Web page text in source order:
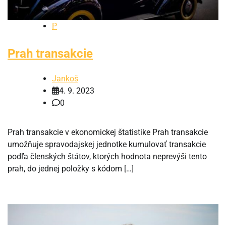
P
Prah transakcie
Jankoš
4. 9. 2023
0
Prah transakcie v ekonomickej štatistike Prah transakcie
umožňuje spravodajskej jednotke kumulovať transakcie
podľa členských štátov, ktorých hodnota neprevýši tento
prah, do jednej položky s kódom […]